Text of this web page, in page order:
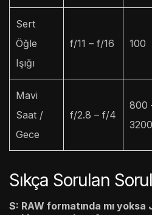
Sert
Öğle
Işığı
f/11 – f/16 100
Mavi
Saat /
Gece
f/2.8 – f/4
800
3200
Sıkça Sorulan
S: RAW formatında mı yoksa